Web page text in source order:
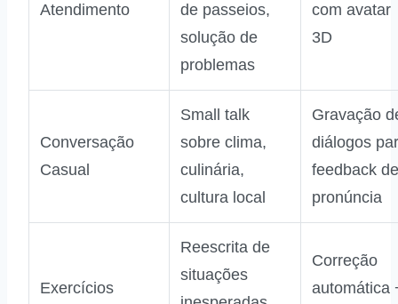
Atendimento
de passeios,
solução de
problemas
com avatar
3D
Conversação
Casual
Small talk
sobre clima,
culinária,
cultura local
Gravação
diálogos
feedback de
pronúncia
Exercícios
Reescrita de
situações
Correção
automática